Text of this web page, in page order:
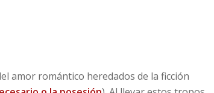
amor romántico heredados de la ficción